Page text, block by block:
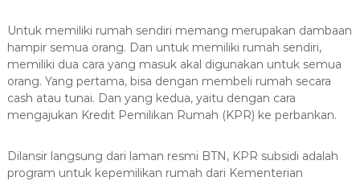
Untuk memiliki rumah sendiri memang merupakan dambaan
hampir semua orang. Dan untuk memiliki rumah sendiri,
memiliki dua cara yang masuk akal digunakan untuk semua
orang. Yang pertama, bisa dengan membeli rumah secara
cash atau tunai. Dan yang kedua, yaitu dengan cara
mengajukan Kredit Pemilikan Rumah (KPR) ke perbankan.
Dilansir langsung dari laman resmi BTN, KPR subsidi adalah
program untuk kepemilikan rumah dari Kementerian